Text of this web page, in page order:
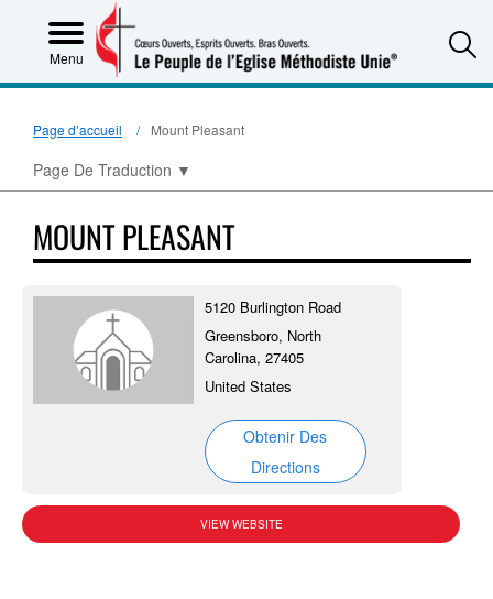
Menu
Page d’accueil Mount Pleasant
Page De Traduction ▼
MOUNT PLEASANT
5120 Burlington Road
Greensboro, North
Carolina, 27405
United States
Obtenir Des
Directions
VIEW WEBSITE